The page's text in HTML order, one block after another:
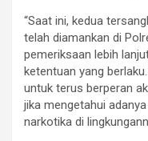
“Saat ini, kedua
telah diamankan di
pemeriksaan lebih
ketentuan yang
untuk terus berperan
jika mengetahui
narkotika di